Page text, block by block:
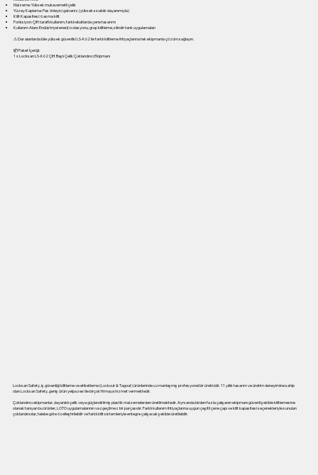
Malzeme: Yüksek mukavemetli çelik
Yüzey Kaplama: Pas önleyici galvaniz (yüksek sıcaklık dayanımıyla)
Kilit Kapasitesi: 6 asma kilit
Fonksiyon: Çift taraflı kullanım, farklı ebatlarda çene tasarımı
Kullanım Alanı: Endüstriyel enerji izolasyonu, grup kilitleme, silindir tank uygulamaları
⚠ Dar alanlarda bile yüksek güvenlik! LS-K62 ile farklı kilitleme ihtiyaçlarına tek ekipmanla çözüm sağlayın.
📦 Paket İçeriği:
1 x Locksan LS-K62 Çift Başlı Çelik Çoklandırıcı Ekipmanı
Locksan Safety, iş güvenliği kilitleme ve etiketleme (Lockout & Tagout) ürünlerinde uzmanlaşmış profesyonel bir üreticidir. 11 yıllık tasarım ve üretim deneyimine sahip
olan Locksan Safety, geniş ürün yelpazesi ile birçok firmaya hizmet vermektedir.
Çoklandırıcı ekipmanlar, dayanıklı çelik veya güçlendirilmiş plastik malzemelerden üretilmektedir. Aynı anda birden fazla çalışanın ekipmanı güvenli şekilde kilitlemesine
olanak tanıyan bu ürünler, LOTO uygulamalarının vazgeçilmez bir parçasıdır. Farklı kullanım ihtiyaçlarına uygun çeşitli çene çapı ve kilit kapasitesi seçenekleriyle sunulan
çoklandırıcılar, talebe göre özelleştirilebilir ve farklı kilit sistemleriyle entegre çalışacak şekilde üretilebilir.